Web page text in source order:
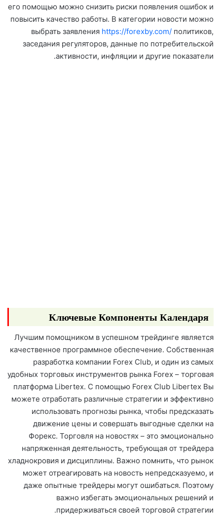
его помощью можно снизить риски появления ошибок и
повысить качество работы. В категории новости можно
выбрать заявления https://forexby.com/ политиков,
заседания регуляторов, данные по потребительской
активности, инфляции и другие показатели.
Ключевые Компоненты Календаря
Лучшим помощником в успешном трейдинге является
качественное программное обеспечение. Собственная
разработка компании Forex Club, и один из самых
удобных торговых инструментов рынка Forex – торговая
платформа Libertex. С помощью Forex Club Libertex Вы
можете отработать различные стратегии и эффективно
использовать прогнозы рынка, чтобы предсказать
движение цены и совершать выгодные сделки на
Форекс. Торговля на новостях – это эмоционально
напряженная деятельность, требующая от трейдера
хладнокровия и дисциплины. Важно помнить, что рынок
может отреагировать на новость непредсказуемо, и
даже опытные трейдеры могут ошибаться. Поэтому
важно избегать эмоциональных решений и
придерживаться своей торговой стратегии.